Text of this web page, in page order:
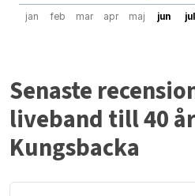
jan feb mar apr maj jun jul
Senaste
liveband till 40
Kungsbacka